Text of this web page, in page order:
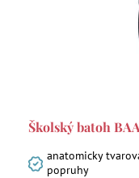
Školský batoh
anatomicky
popruhy